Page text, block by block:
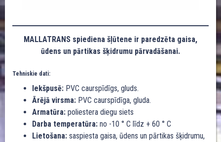
MALLATRANS spiediena šļūtene ir paredzēta gaisa,
ūdens un pārtikas šķidrumu pārvadāšanai.
Tehniskie dati:
Iekšpusē: PVC caurspīdīgs, gluds.
Ārējā virsma: PVC caurspīdīga, gluda.
Armatūra: poliestera diegu siets
Darba temperatūra: no -10 ° C līdz + 60 ° C
Lietošana: saspiesta gaisa, ūdens un pārtikas šķidrumu,